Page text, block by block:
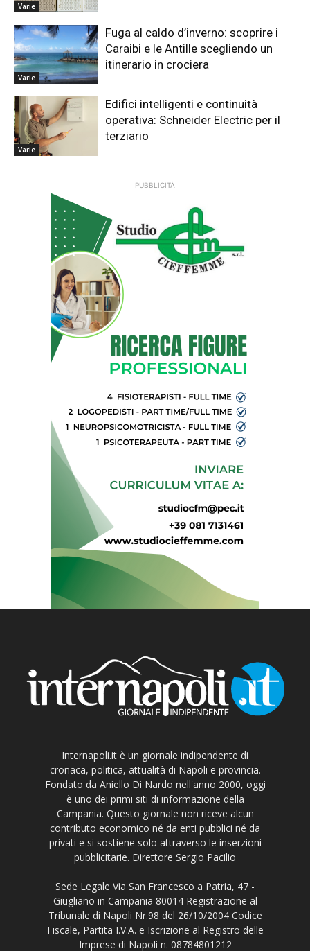
Varie
Varie
Fuga al caldo d’inverno: scoprire i
Caraibi e le Antille scegliendo un
itinerario in crociera
Varie
Edifici intelligenti e continuità
operativa: Schneider Electric per il
terziario
PUBBLICITÀ
Internapoli.it è un giornale indipendente di
cronaca, politica, attualità di Napoli e provincia.
Fondato da Aniello Di Nardo nell'anno 2000, oggi
è uno dei primi siti di informazione della
Campania. Questo giornale non riceve alcun
contributo economico né da enti pubblici né da
privati e si sostiene solo attraverso le inserzioni
pubblicitarie. Direttore Sergio Pacilio
Sede Legale Via San Francesco a Patria, 47 -
Giugliano in Campania 80014 Registrazione al
Tribunale di Napoli Nr.98 del 26/10/2004 Codice
Fiscale, Partita I.V.A. e Iscrizione al Registro delle
Imprese di Napoli n. 08784801212